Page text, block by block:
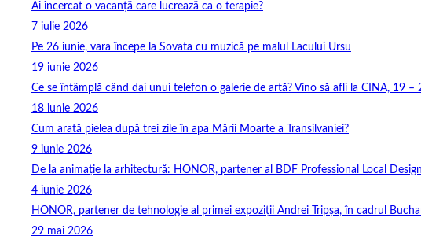
Ai încercat o vacanță care lucrează ca o terapie?
7 iulie 2026
Pe 26 iunie, vara începe la Sovata cu muzică pe malul Lacului Ursu
19 iunie 2026
Ce se întâmplă când dai unui telefon o galerie de artă? Vino să afli la CINA, 19 –
18 iunie 2026
Cum arată pielea după trei zile în apa Mării Moarte a Transilvaniei?
9 iunie 2026
De la animație la arhitectură: HONOR, partener al BDF Professional Local Design
4 iunie 2026
HONOR, partener de tehnologie al primei expoziții Andrei Tripșa, în cadrul
29 mai 2026